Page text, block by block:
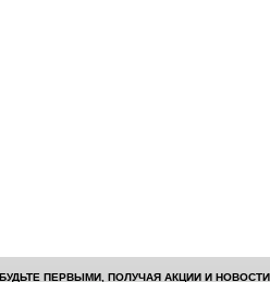
БУДЬТЕ ПЕРВЫМИ, ПОЛУЧАЯ АКЦИИ И НОВОСТИ